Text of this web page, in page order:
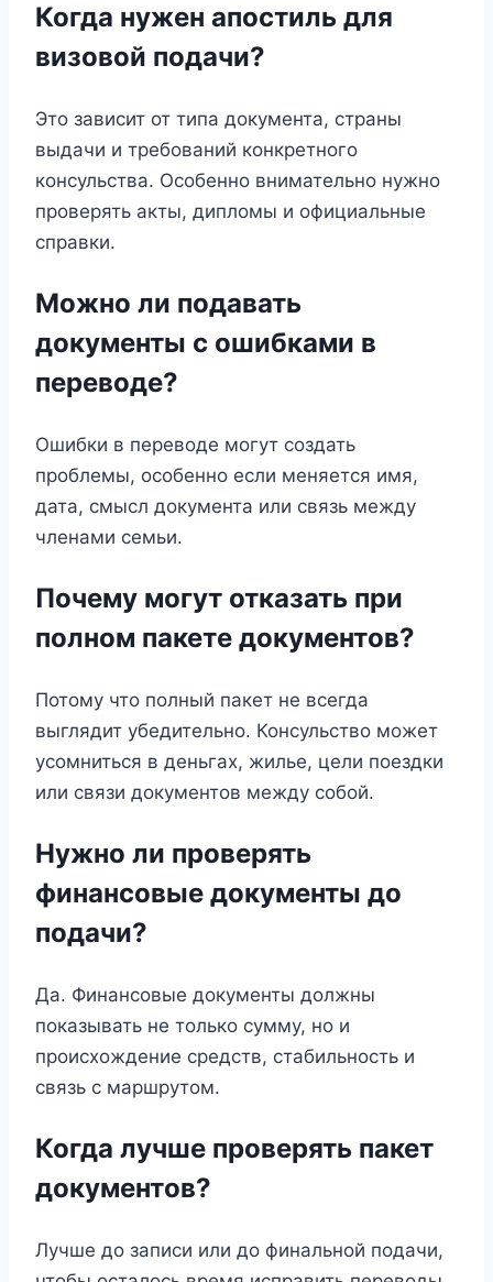
Когда нужен апостиль для
визовой подачи?
Это зависит от типа документа, страны
выдачи и требований конкретного
консульства. Особенно внимательно нужно
проверять акты, дипломы и официальные
справки.
Можно ли подавать
документы с ошибками в
переводе?
Ошибки в переводе могут создать
проблемы, особенно если меняется имя,
дата, смысл документа или связь между
членами семьи.
Почему могут отказать при
полном пакете документов?
Потому что полный пакет не всегда
выглядит убедительно. Консульство может
усомниться в деньгах, жилье, цели поездки
или связи документов между собой.
Нужно ли проверять
финансовые документы до
подачи?
Да. Финансовые документы должны
показывать не только сумму, но и
происхождение средств, стабильность и
связь с маршрутом.
Когда лучше проверять пакет
документов?
Лучше до записи или до финальной подачи,